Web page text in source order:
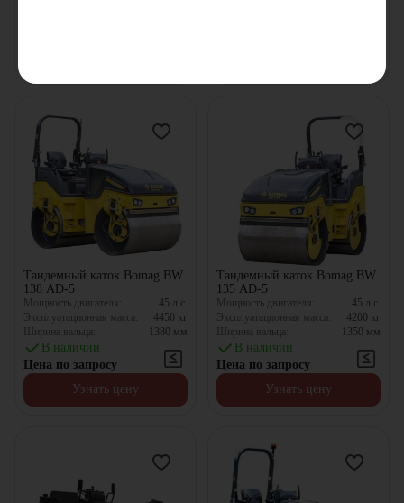
Тандемный каток Bomag BW
138 AD-5
Мощность двигателя: 45 л.с.
Эксплуатационная масса:
4450 кг
Ширина вальца:
1380 мм
В наличии
Цена по запросу
Узнать цену
Тандемный каток Bomag BW
135 AD-5
Мощность двигателя: 45 л.с.
Эксплуатационная масса:
4200 кг
Ширина вальца:
1350 мм
В наличии
Цена по запросу
Узнать цену